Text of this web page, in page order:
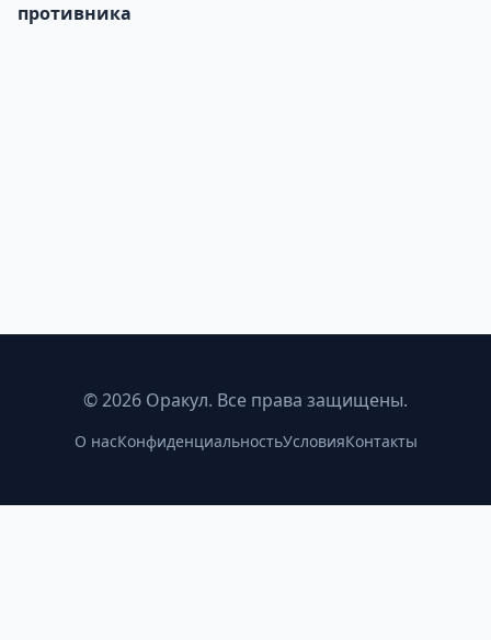
противника
©2026 Оракул. Все права защищены.
О насКонфиденциальностьУсловияКонтакты